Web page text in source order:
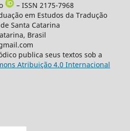
– ISSN 2175-7968
em Estudos da Tradução
Santa Catarina
Brasil
publica seus textos sob a
Atribuição 4.0 Internacional